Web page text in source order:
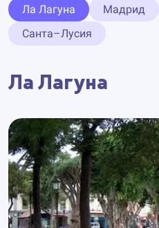
Ла Лагуна
Мадрид
Санта–Лусия
Ла Лагуна